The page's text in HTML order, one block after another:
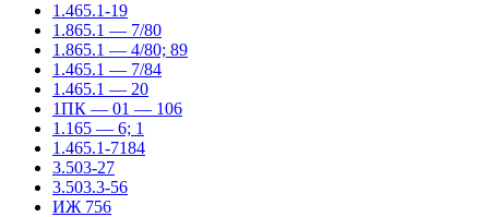
1.465.1-19
1.865.1 — 7/80
1.865.1 — 4/80; 89
1.465.1 — 7/84
1.465.1 — 20
1ПК — 01 — 106
1.165 — 6; 1
1.465.1-7184
3.503-27
3.503.3-56
ИЖ 756